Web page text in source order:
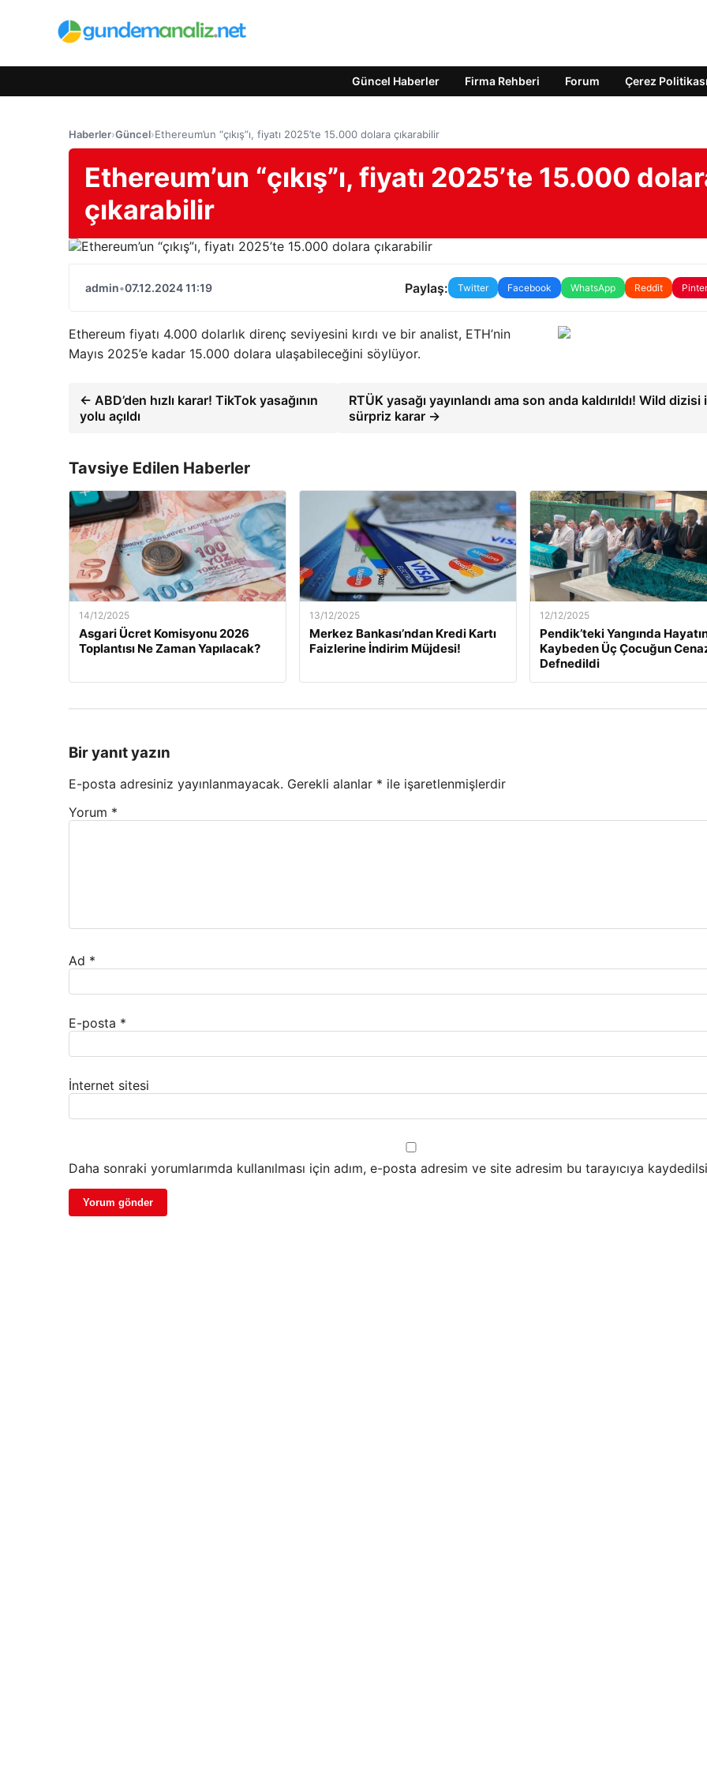
Güncel Haberler Firma Rehberi Forum Çerez Politikası
Haberler›Güncel›Ethereum’un “çıkış”ı, fiyatı 2025’te 15.000 dolara çıkarabilir
Ethereum’un “çıkış”ı, fiyatı 2025’te 15.000
çıkarabilir
admin•07.12.2024 11:19 Paylaş: Twitter Facebook WhatsApp Reddit
Ethereum fiyatı 4.000 dolarlık direnç seviyesini kırdı ve bir analist, ETH’nin
Mayıs 2025’e kadar 15.000 dolara ulaşabileceğini söylüyor.
← ABD’den hızlı karar! TikTok yasağının
yolu açıldı
RTÜK yasağı yayınlandı ama son anda kaldırıldı! Wild dizisi
sürpriz karar →
Tavsiye Edilen Haberler
14/12/2025
Asgari Ücret Komisyonu 2026
Toplantısı Ne Zaman Yapılacak?
13/12/2025
Merkez Bankası’ndan Kredi Kartı
Faizlerine İndirim Müjdesi!
12/12/2025
Pendik’teki Yangında
Kaybeden Üç Çocuğun
Defnedildi
Bir yanıt yazın
E-posta adresiniz yayınlanmayacak. Gerekli alanlar * ile işaretlenmişlerdir
Yorum *
Ad *
E-posta *
İnternet sitesi
Daha sonraki yorumlarımda kullanılması için adım, e-posta adresim ve site adresim bu tarayıcıya